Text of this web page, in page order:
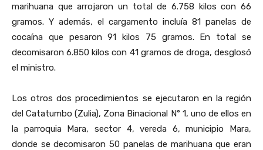
marihuana que arrojaron un total de 6.758 kilos con 66
gramos. Y además, el cargamento incluía 81 panelas de
cocaína que pesaron 91 kilos 75 gramos. En total se
decomisaron 6.850 kilos con 41 gramos de droga, desglosó
el ministro.
Los otros dos procedimientos se ejecutaron en la región
del Catatumbo (Zulia), Zona Binacional N° 1, uno de ellos en
la parroquia Mara, sector 4, vereda 6, municipio Mara,
donde se decomisaron 50 panelas de marihuana que eran